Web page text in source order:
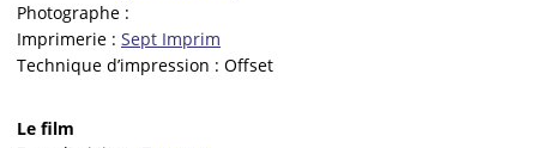
Photographe :
Imprimerie : Sept Imprim
Technique d’impression : Offset
Le film